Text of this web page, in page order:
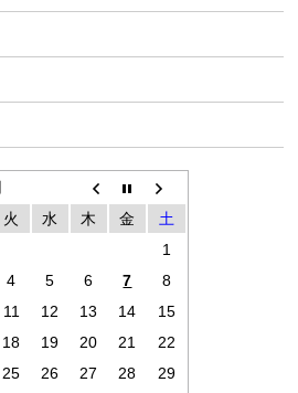
火 水 木 金
土
1
4 5 6 7
8
11 12 13 14
15
18 19 20 21
22
25 26 27 28
29